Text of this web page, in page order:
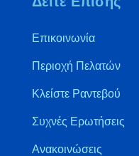
Επικοινωνία
Περιοχή Πελατών
Κλείστε Ραντεβού
Συχνές Ερωτήσεις
Ανακοινώσεις